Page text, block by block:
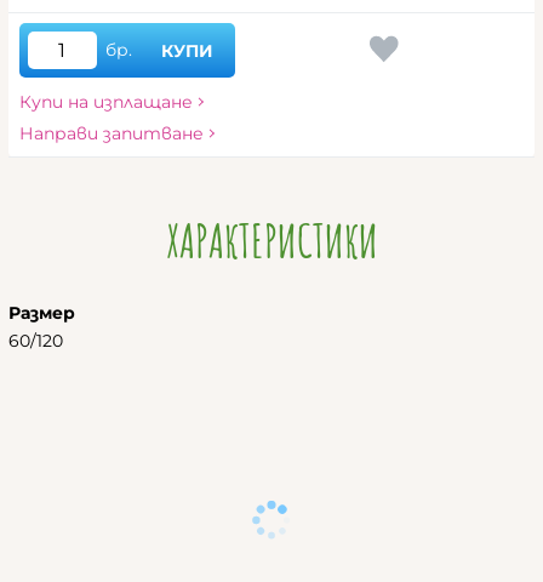
бр. КУПИ
Купи на изплащане
Направи запитване
ХАРАКТЕРИСТИКИ
Размер
60/120